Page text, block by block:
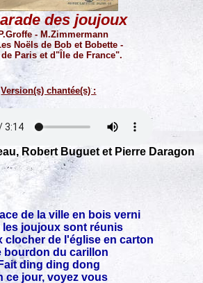
des joujoux
- M.Zimmermann
Noëls de Bob et Bobette -
Paris et d"Île de France".
Version(s) chantée(s) :
Robert Buguet et Pierre Daragon
de la ville en bois verni
les joujoux sont réunis
clocher de l'église en carton
bourdon du carillon
Fait ding ding dong
ce jour, voyez vous